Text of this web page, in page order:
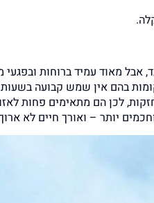
אבל מאוד עמיד ברוחות ובפגעי
בהם אין שמש קבועה
לכן הם מתאימים פחות
יותר – ואורך חיים לא